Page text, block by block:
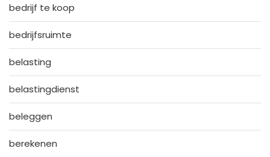
bedrijf te koop
bedrijfsruimte
belasting
belastingdienst
beleggen
berekenen